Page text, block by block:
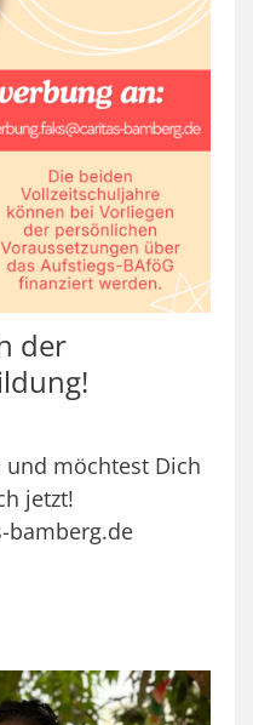
der
möchtest Dich
jetzt!
bamberg.de